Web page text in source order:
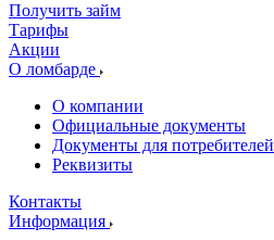
Получить займ
Тарифы
Акции
О ломбарде
О компании
Официальные документы
Документы для потребителей
Реквизиты
Контакты
Информация